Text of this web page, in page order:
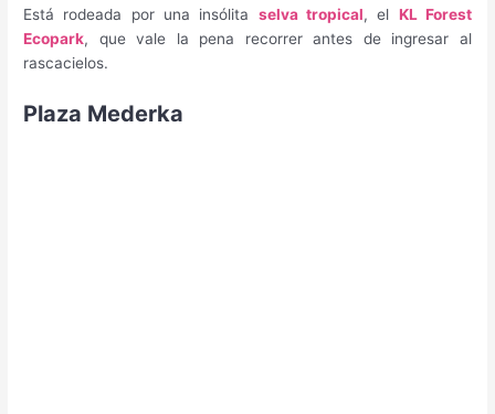
Está rodeada por una insólita selva tropical, el KL Forest
Ecopark, que vale la pena recorrer antes de ingresar al
rascacielos.
Plaza Mederka